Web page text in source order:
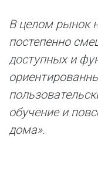
В целом рынок
постепенно
доступных и
обучение и
дома».